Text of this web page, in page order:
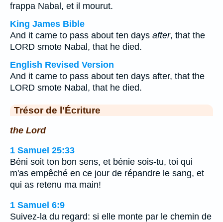
frappa Nabal, et il mourut.
King James Bible
And it came to pass about ten days after, that the
LORD smote Nabal, that he died.
English Revised Version
And it came to pass about ten days after, that the
LORD smote Nabal, that he died.
Trésor de l'Écriture
the Lord
1 Samuel 25:33
Béni soit ton bon sens, et bénie sois-tu, toi qui
m'as empêché en ce jour de répandre le sang, et
qui as retenu ma main!
1 Samuel 6:9
Suivez-la du regard: si elle monte par le chemin de